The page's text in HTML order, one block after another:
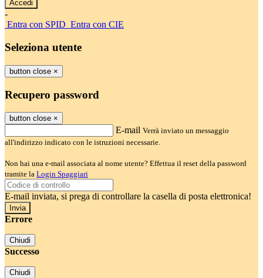
-
Entra con SPID Entra con CIE
Seleziona utente
button close ×
Recupero password
button close ×
E-mail Verrà inviato un messaggio
all'indirizzo indicato con le istruzioni necessarie.
Non hai una e-mail associata al nome utente? Effettua il reset della password
tramite la Login Spaggiari
E-mail inviata, si prega di controllare la casella di posta elettronica!
Errore
Chiudi
Successo
Chiudi